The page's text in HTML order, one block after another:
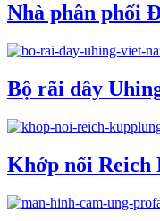
Nhà phân phối
Bộ rãi dây
Khớp nối Reich